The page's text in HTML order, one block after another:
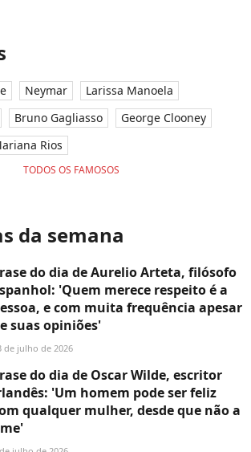
Neymar
Larissa Manoela
Bruno Gagliasso
George Clooney
Rios
TODOS OS FAMOSOS
da semana
do dia de Aurelio Arteta, filósofo
'Quem merece respeito é a
e com muita frequência apesar
suas opiniões'
de julho de 2026
do dia de Oscar Wilde, escritor
'Um homem pode ser feliz
qualquer mulher, desde que não a